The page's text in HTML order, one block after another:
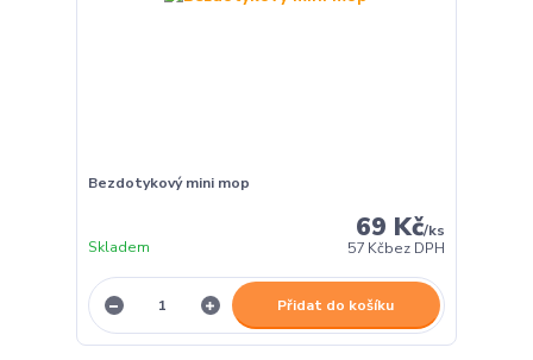
Bezdotykový mini mop
69 Kč/ks
57 Kčbez DPH
Skladem
Přidat do košíku